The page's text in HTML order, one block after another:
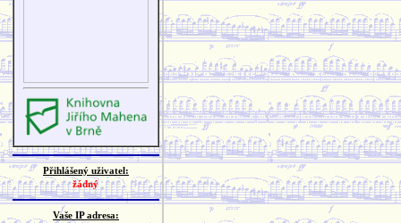
Přihlášený uživatel:
žádný
Vaše IP adresa: